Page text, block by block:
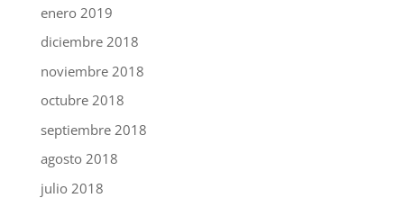
enero 2019
diciembre 2018
noviembre 2018
octubre 2018
septiembre 2018
agosto 2018
julio 2018